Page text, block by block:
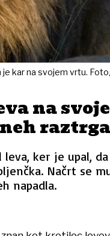
kar na svojem vrtu.
na
ker je upal,
Načrt se
napadla.